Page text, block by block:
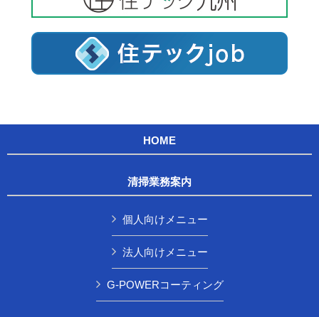
HOME
清掃業務案内
個人向けメニュー
法人向けメニュー
G-POWERコーティング